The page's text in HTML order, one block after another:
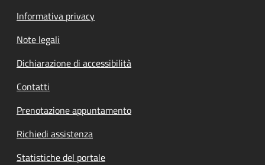
Informativa privacy
Note legali
Dichiarazione di accessibilità
Contatti
Prenotazione appuntamento
Richiedi assistenza
Statistiche del portale